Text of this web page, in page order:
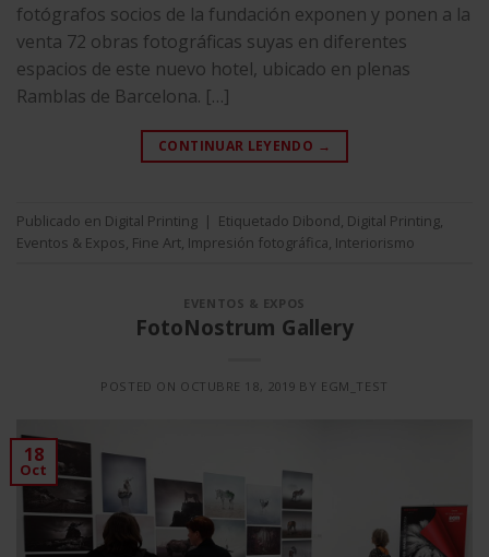
fotógrafos socios de la fundación exponen y ponen a la
venta 72 obras fotográficas suyas en diferentes
espacios de este nuevo hotel, ubicado en plenas
Ramblas de Barcelona. […]
CONTINUAR LEYENDO →
Publicado en Digital Printing | Etiquetado Dibond, Digital Printing,
Eventos & Expos, Fine Art, Impresión fotográfica, Interiorismo
EVENTOS & EXPOS
FotoNostrum Gallery
POSTED ON OCTUBRE 18, 2019 BY EGM_TEST
18
Oct